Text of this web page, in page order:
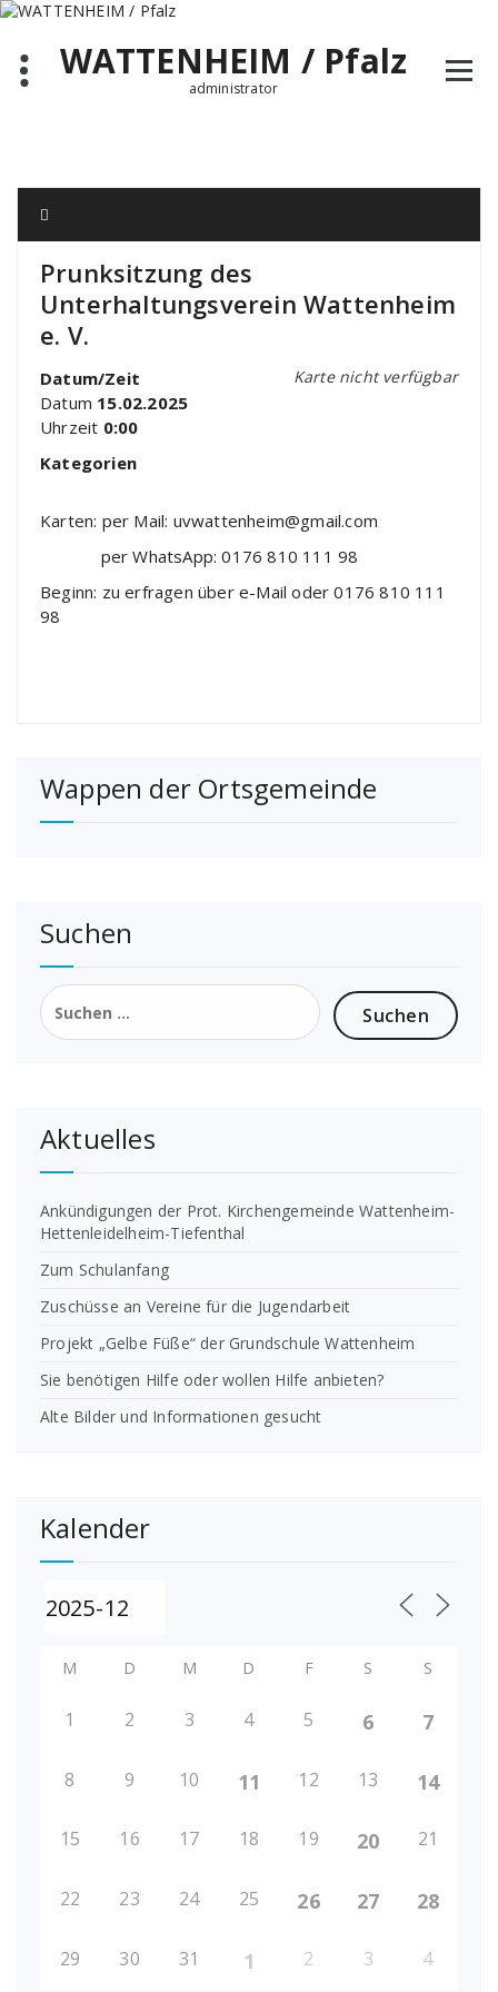
Zum
springenWATTENHEIM / Pfalz
administrator
Prunksitzung des
Unterhaltungsverein Wattenheim
e. V.
Karte nicht verfügbar
Datum/Zeit
Datum 15.02.2025
Uhrzeit 0:00
Kategorien
Karten: per Mail: uvwattenheim@gmail.com
per WhatsApp: 0176 810 111 98
Beginn: zu erfragen über e-Mail oder 0176 810 111
98
Wappen der Ortsgemeinde
Suchen
Suchen
nach:
Aktuelles
Ankündigungen der Prot. Kirchengemeinde Wattenheim-
Hettenleidelheim-Tiefenthal
Zum Schulanfang
Zuschüsse an Vereine für die Jugendarbeit
Projekt „Gelbe Füße“ der Grundschule Wattenheim
Sie benötigen Hilfe oder wollen Hilfe anbieten?
Alte Bilder und Informationen gesucht
Kalender
M D M D F S S
1 2 3 4 5 6 7
8 9 10 11 12 13 14
15 16 17 18 19 20 21
22 23 24 25 26 27 28
29 30 31 1 2 3 4